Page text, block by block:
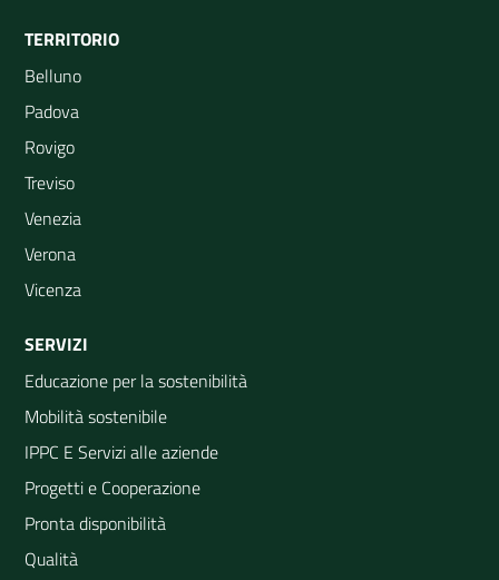
TERRITORIO
Belluno
Padova
Rovigo
Treviso
Venezia
Verona
Vicenza
SERVIZI
Educazione per la sostenibilità
Mobilità sostenibile
IPPC E Servizi alle aziende
Progetti e Cooperazione
Pronta disponibilità
Qualità